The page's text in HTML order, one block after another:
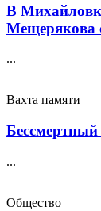
В
Мещерякова
...
Вахта памяти
...
Общество